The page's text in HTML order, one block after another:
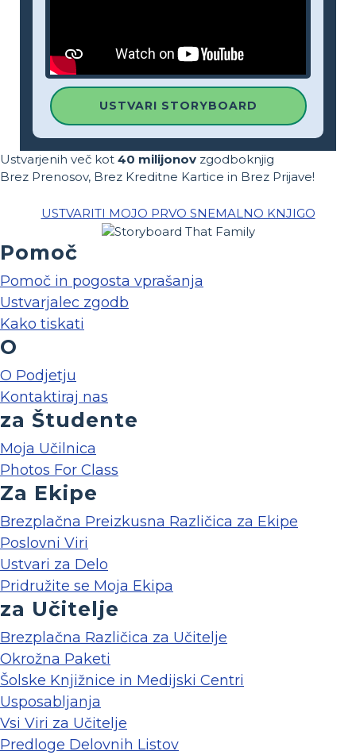
USTVARI STORYBOARD
Ustvarjenih več kot 40 milijonov zgodboknjig
Brez Prenosov, Brez Kreditne Kartice in Brez Prijave!
USTVARITI MOJO PRVO SNEMALNO KNJIGO
Pomoč
Pomoč in pogosta vprašanja
Ustvarjalec zgodb
Kako tiskati
O
O Podjetju
Kontaktiraj nas
za Študente
Moja Učilnica
Photos For Class
Za Ekipe
Brezplačna Preizkusna Različica za Ekipe
Poslovni Viri
Ustvari za Delo
Pridružite se Moja Ekipa
za Učitelje
Brezplačna Različica za Učitelje
Okrožna Paketi
Šolske Knjižnice in Medijski Centri
Usposabljanja
Vsi Viri za Učitelje
Predloge Delovnih Listov